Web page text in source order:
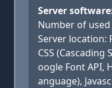
Server
Number of used
Server location:
CSS (Cascading
oogle Font API,
anguage),